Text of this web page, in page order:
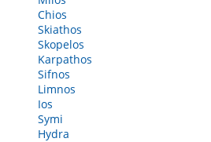
Chios
Skiathos
Skopelos
Karpathos
Sifnos
Limnos
Ios
Symi
Hydra